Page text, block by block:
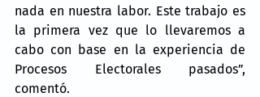
nada en nuestra labor. Este trabajo es
la primera vez que lo llevaremos a
cabo con base en la experiencia de
Procesos Electorales pasados”,
comentó.